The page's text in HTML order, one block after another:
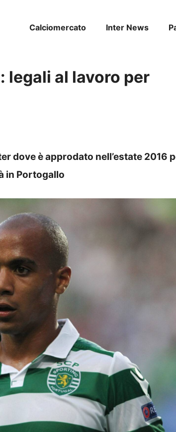
Calciomercato Inter News
legali al lavoro per
dove è approdato nell’estate 2016
in Portogallo